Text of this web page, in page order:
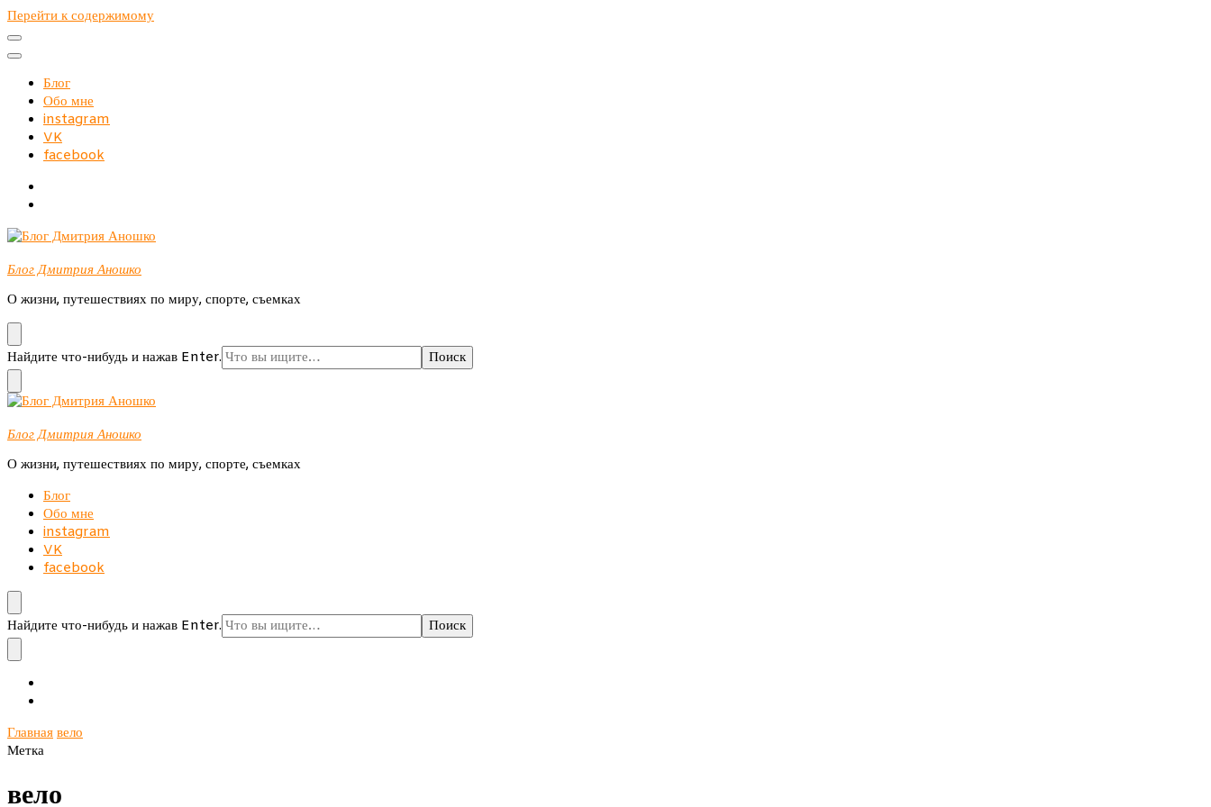
Перейти к содержимому
Блог
Обо мне
instagram
VK
facebook
Блог Дмитрия Аношко
О жизни, путешествиях по миру, спорте, съемках
Ищите
что-
то?
Найдите что-нибудь и нажав Enter.
Блог Дмитрия Аношко
О жизни, путешествиях по миру, спорте, съемках
Блог
Обо мне
instagram
VK
facebook
Ищите
что-
то?
Найдите что-нибудь и нажав Enter.
Главная вело
Метка
вело